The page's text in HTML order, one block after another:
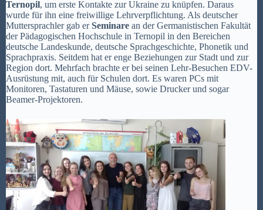
Ternopil, um erste Kontakte zur Ukraine zu knüpfen. Daraus
wurde für ihn eine freiwillige Lehrverpflichtung. Als deutscher
Muttersprachler gab erSeminare an der Germanistischen Fakultät
der Pädagogischen Hochschule in Ternopil in den Bereichen
deutsche Landeskunde, deutsche Sprachgeschichte, Phonetik und
Sprachpraxis. Seitdem hat er enge Beziehungen zur Stadt und zur
Region dort. Mehrfach brachte er bei seinen Lehr-Besuchen EDV-
Ausrüstung mit, auch für Schulen dort. Es waren PCs mit
Monitoren, Tastaturen und Mäuse, sowie Drucker und sogar
Beamer-Projektoren.